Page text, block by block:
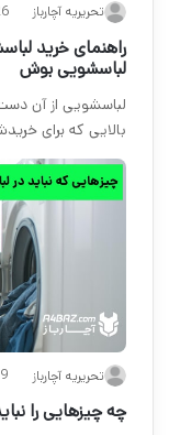
تحریریه آچارباز 26
لباسشویی بوش
لباسشویی از آن
بالایی که برای
تحریریه آچارباز 19
چه چیزهایی را